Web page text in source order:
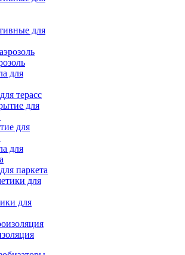
для
терасс
для
паркета
для